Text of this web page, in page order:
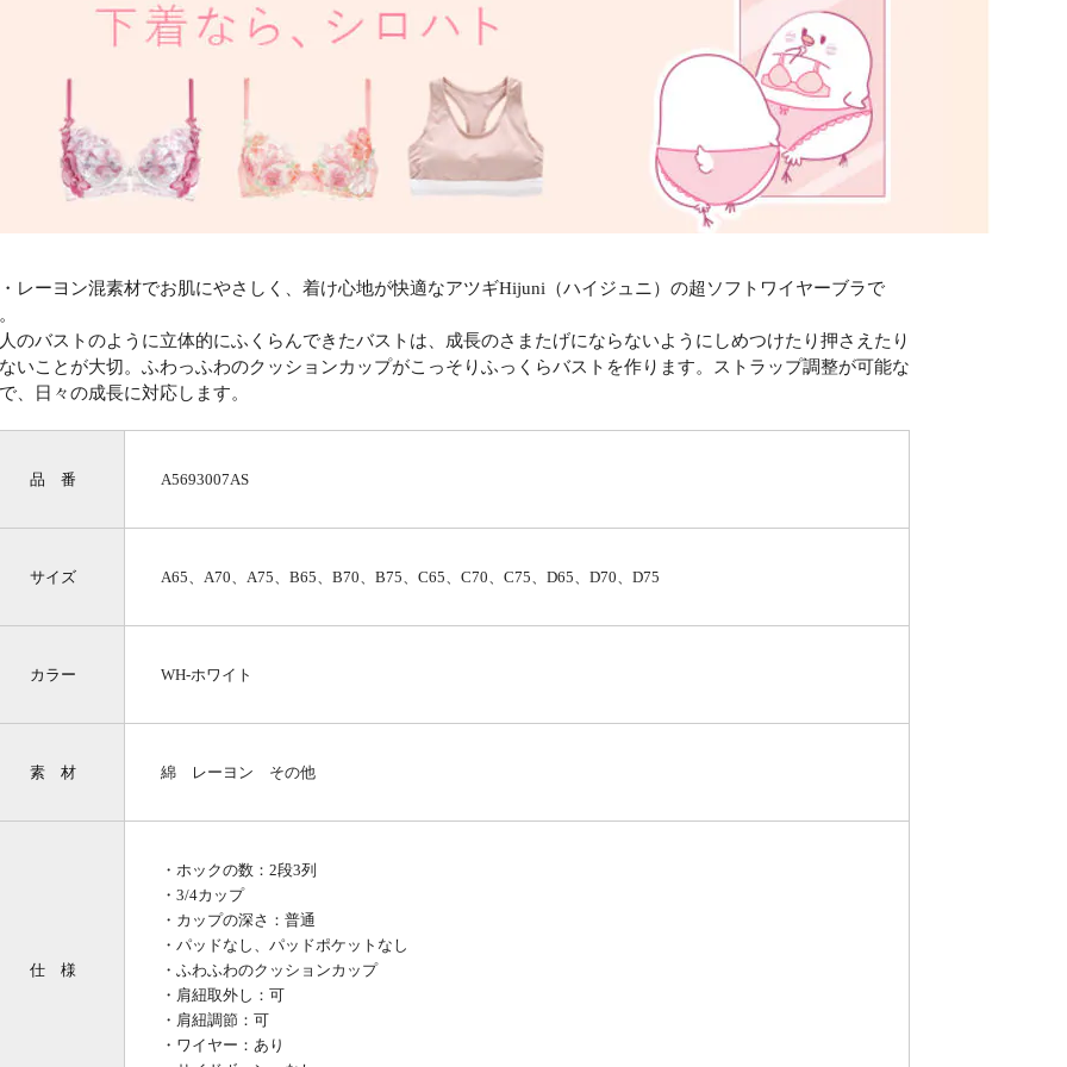
レーヨン混素材でお肌にやさしく、着け心地が快適なアツギHijuni（ハイジュニ）の超ソフトワイヤーブラで
のバストのように立体的にふくらんできたバストは、成長のさまたげにならないようにしめつけたり押さえたり
いことが大切。ふわっふわのクッションカップがこっそりふっくらバストを作ります。ストラップ調整が可能な
、日々の成長に対応します。
品 番 A5693007AS
サイズ A65、A70、A75、B65、B70、B75、C65、C70、C75、D65、D70、D75
カラー WH-ホワイト
素 材 綿 レーヨン その他
仕 様
・ホックの数：2段3列
・3/4カップ
・カップの深さ：普通
・パッドなし、パッドポケットなし
・ふわふわのクッションカップ
・肩紐取外し：可
・肩紐調節：可
・ワイヤー：あり